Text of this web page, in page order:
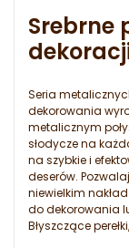
Srebrne
Seria
dekorowania
metalicznym
słodycze na
na szybkie i
deserów.
niewielkim
do dekorowania
Błyszczące